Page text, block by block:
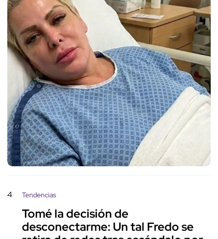
4 Tendencias
Tomé la decisión de
desconectarme: Un tal Fredo se